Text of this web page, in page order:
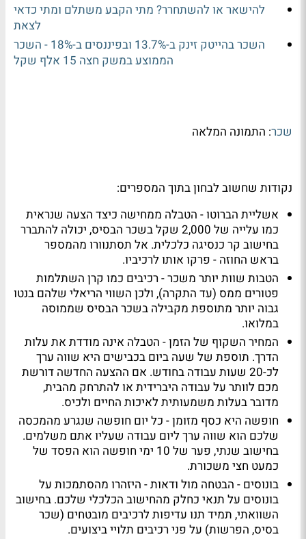
להישאר או להשתחרר? מתי הקבע משתלם ומתי כדאי
לצאת
השכר בהייטק זינק ב-13.7% ובפיננסים ב-18% - השכר
הממוצע במשק חצה 15 אלף שקל
שכר: התמונה המלאה
נקודות שחשוב לבחון בתוך המספרים:
אשליית הברוטו - הטבלה ממחישה כיצד הצעה שנראית
כמו עלייה של 2,000 שקל בשכר הבסיס, יכולה להתברר
בחישוב קר כנסיגה כלכלית. אל תסתנוורו מהמספר
בראש החוזה - פרקו אותו לרכיביו.
הטבות שוות יותר משכר- רכיבים כמו קרן השתלמות
פטורים ממס (עד התקרה), ולכן השווי הריאלי שלהם בנטו
גבוה יותר מתוספת מקבילה בשכר הבסיס שממוסה
במלואו.
המחיר השקוף של הזמן - הטבלה אינה מודדת את עלות
הדרך. תוספת של שעה ביום בכבישים היא שווה ערך
לכ-20 שעות עבודה בחודש. אם ההצעה החדשה דורשת
מכם לוותר על עבודה היברידית או להתרחק מהבית,
מדובר בעלות משמעותית לאיכות החיים ולכיס.
חופשה היא כסף מזומן - כל יום חופשה שנגרע מהמכסה
שלכם הוא שווה ערך ליום עבודה שעליו אתם משלמים.
בחישוב שנתי, פער של 10 ימי חופשה הוא הפסד של
כמעט חצי משכורת.
בונוסים - הבטחה מול ודאות - היזהרו מהסתמכות על
בונוסים על תנאי כחלק מהחישוב הכלכלי שלכם. בחישוב
השוואתי, תמיד תנו עדיפות לרכיבים מובטחים (שכר
בסיס, הפרשות) על פני רכיבים תלויי ביצועים.